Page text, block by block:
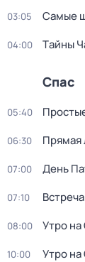
03:05 Самые
04:00 Тaйны
Спас
05:40
06:30 Прямая
07:00 День
07:10 Встреча
08:00 Утро
10:00 Утро